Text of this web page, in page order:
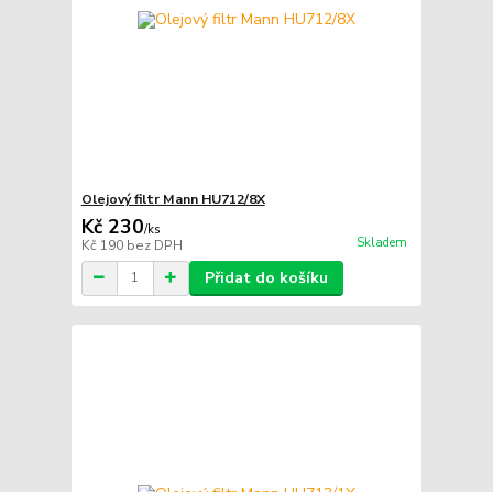
Olejový filtr Mann HU712/8X
Kč 230/ks
Kč 190 bez DPH Skladem
Přidat do košíku